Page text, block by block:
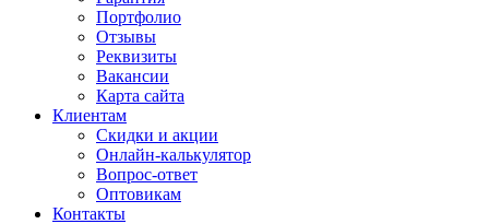
Портфолио
Отзывы
Реквизиты
Вакансии
Карта сайта
Клиентам
Скидки и акции
Онлайн-калькулятор
Вопрос-ответ
Оптовикам
Контакты